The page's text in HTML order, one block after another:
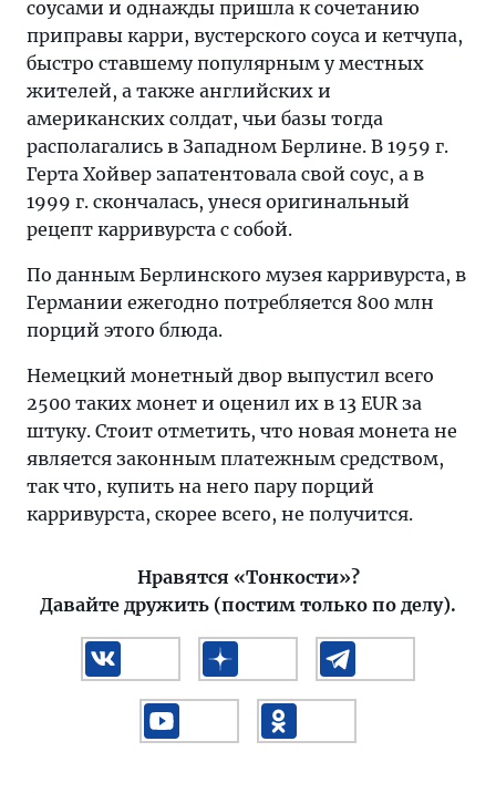
соусами и однажды пришла к сочетанию
приправы карри, вустерского соуса и кетчупа,
быстро ставшему популярным у местных
жителей, а также английских и
американских солдат, чьи базы тогда
располагались в Западном Берлине. В 1959 г.
Герта Хойвер запатентовала свой соус, а в
1999 г. скончалась, унеся оригинальный
рецепт карривурста с собой.
По данным Берлинского музея карривурста, в
Германии ежегодно потребляется 800 млн
порций этого блюда.
Немецкий монетный двор выпустил всего
2500 таких монет и оценил их в 13 EUR за
штуку. Стоит отметить, что новая монета не
является законным платежным средством,
так что, купить на него пару порций
карривурста, скорее всего, не получится.
Нравятся «Тонкости»?
Давайте дружить (постим только по делу).